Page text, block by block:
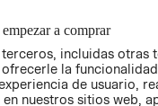
COMERCIO - SIC
PETICIONES
QUEJAS Y
a comprar
incluidas otras
la
de usuario,
nuestros sitios web,